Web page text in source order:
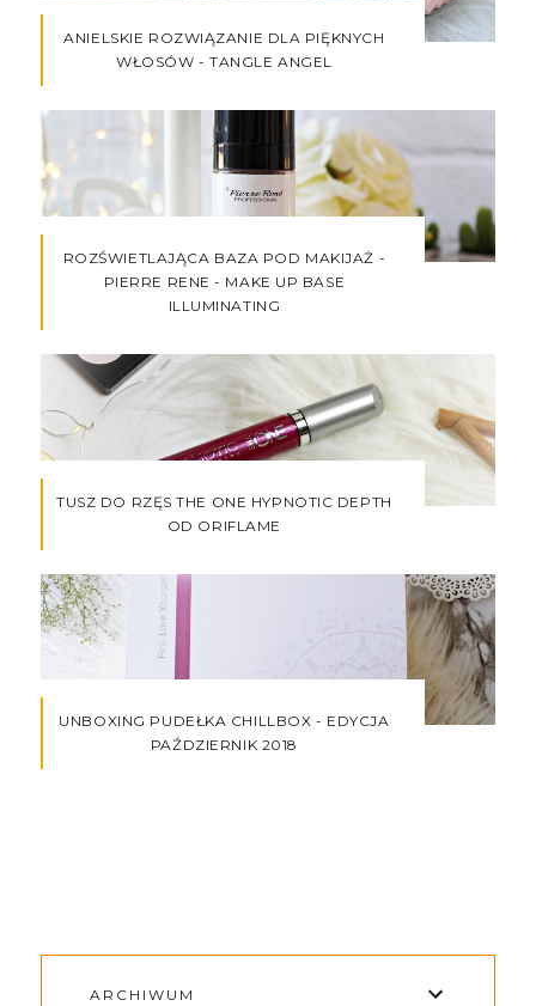
ANIELSKIE ROZWIĄZANIE DLA PIĘKNYCH
WŁOSÓW - TANGLE ANGEL
ROZŚWIETLAJĄCA BAZA POD MAKIJAŻ -
PIERRE RENE - MAKE UP BASE
ILLUMINATING
TUSZ DO RZĘS THE ONE HYPNOTIC DEPTH
OD ORIFLAME
UNBOXING PUDEŁKA CHILLBOX - EDYCJA
PAŹDZIERNIK 2018
ARCHIWUM